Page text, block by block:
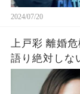
2024/07/20
上戸彩 離婚危機へ 夫HIROと新婚当
語り絶対しな